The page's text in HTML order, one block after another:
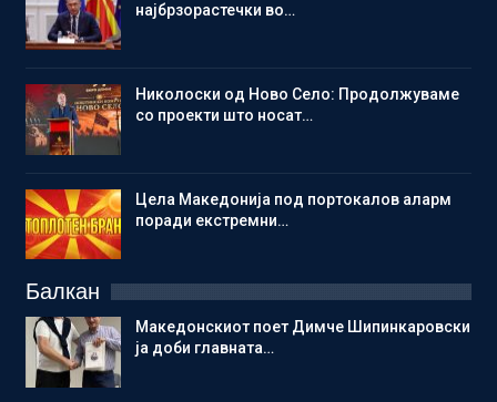
најбрзорастечки во…
Николоски од Ново Село: Продолжуваме
со проекти што носат…
Цела Македонија под портокалов аларм
поради екстремни…
Балкан
Македонскиот поет Димче Шипинкаровски
ја доби главната…